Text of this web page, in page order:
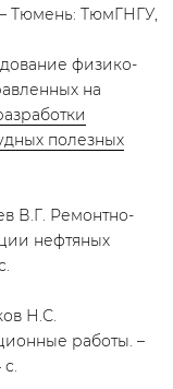
Тюмень: ТюмГНГУ,
физико-
на
полезных
В.Г. Ремонтно-
нефтяных
Н.С.
работы. –